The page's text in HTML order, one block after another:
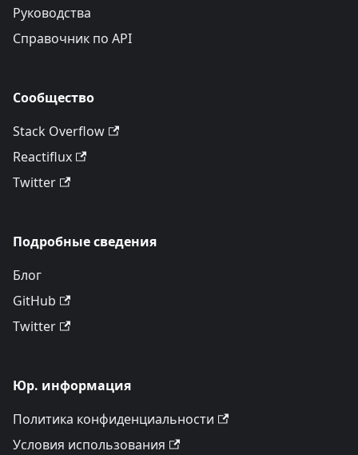
Руководства
Справочник по API
Сообщество
Stack Overflow
Reactiflux
Twitter
Подробные сведения
Блог
GitHub
Twitter
Юр. информация
Политика конфиденциальности
Условия использования